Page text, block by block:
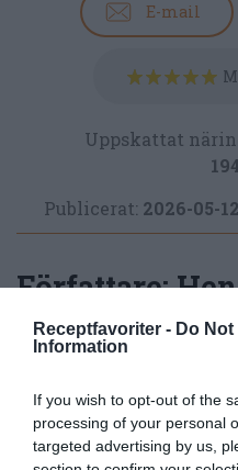
Receptfavoriter - Do
Information
If you wish to opt-out of the
processing of your personal
targeted advertising by us,
E-mail
Uppskattat
Publicerat: 2026-05-12
Författare:
Mattsson
med en fil. kand i
Måltidsvetenskap från
restauranghögskolan i